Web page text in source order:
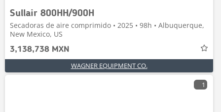
Sullair 800HH/900H
Secadoras de aire comprimido • 2025 • 98h • Albuquerque,
New Mexico, US
3,138,738 MXN
WAGNER EQUIPMENT CO.
1